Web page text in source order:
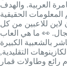
العربية. والهدف
المعلومات الحقيقية
لاين للاعبين من كل
👀 ما هي العاب
بالشعبية الكبيرة
التقليدية,
رائع وطاولات قمار